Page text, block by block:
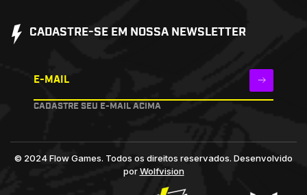
CADASTRE-SE EM NOSSA NEWSLETTER
E-MAIL
CADASTRE SEU E-MAIL ACIMA
© 2024 Flow Games. Todos os direitos reservados. Desenvolvido
porWolfvision